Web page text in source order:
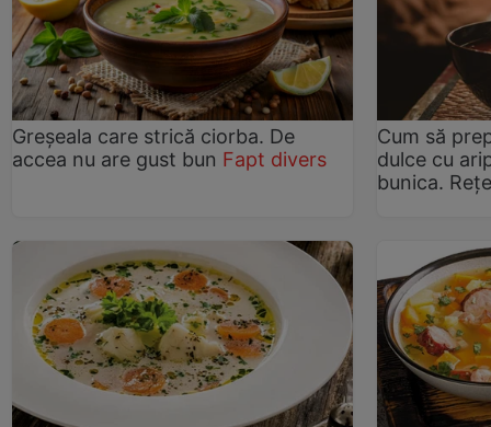
Greșeala care strică ciorba. De
accea nu are gust bun Fapt divers
Cum să
dulce cu
bunica.